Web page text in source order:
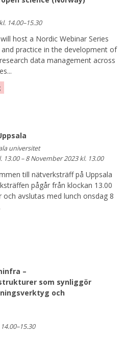
14.00–15.30
host a Nordic Webinar Series
practice in the development of
data management across
universitet
13.00 – 8 November 2023 kl. 13.00
till nätverksträff på Uppsala
pågår från klockan 13.00
avslutas med lunch onsdag 8
–
som synliggör
och